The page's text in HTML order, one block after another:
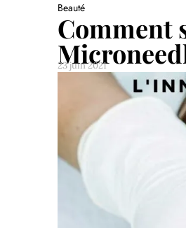
Beauté
Comment
23 juin 2021